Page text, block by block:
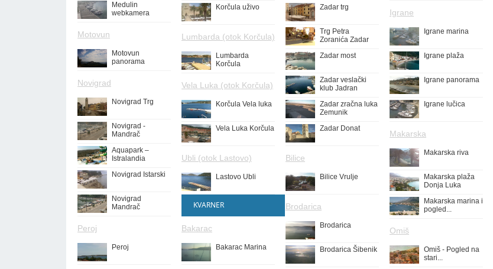
Medulin
webkamera
Motovun
Motovun
panorama
Novigrad
Novigrad Trg
Novigrad -
Mandrač
Aquapark –
Istralandia
Novigrad Istarski
Novigrad
Mandrač
Peroj
Peroj
Korčula uživo
Lumbarda (otok Korčula)
Lumbarda
Korčula
Vela Luka (otok Korčula)
Korčula Vela luka
Vela Luka Korčula
Ubli (otok Lastovo)
Lastovo Ubli
KVARNER
Bakarac
Bakarac Marina
Zadar trg
Trg Petra
Zoranića Zadar
Zadar most
Zadar veslački
klub Jadran
Zadar zračna luka
Zemunik
Zadar Donat
Bilice
Bilice Vrulje
Brodarica
Brodarica
Brodarica Šibenik
Igrane
Igrane marina
Igrane plaža
Igrane panorama
Igrane lučica
Makarska
Makarska riva
Makarska plaža
Donja Luka
Makarska marina i
pogled...
Omiš
Omiš - Pogled na
stari...